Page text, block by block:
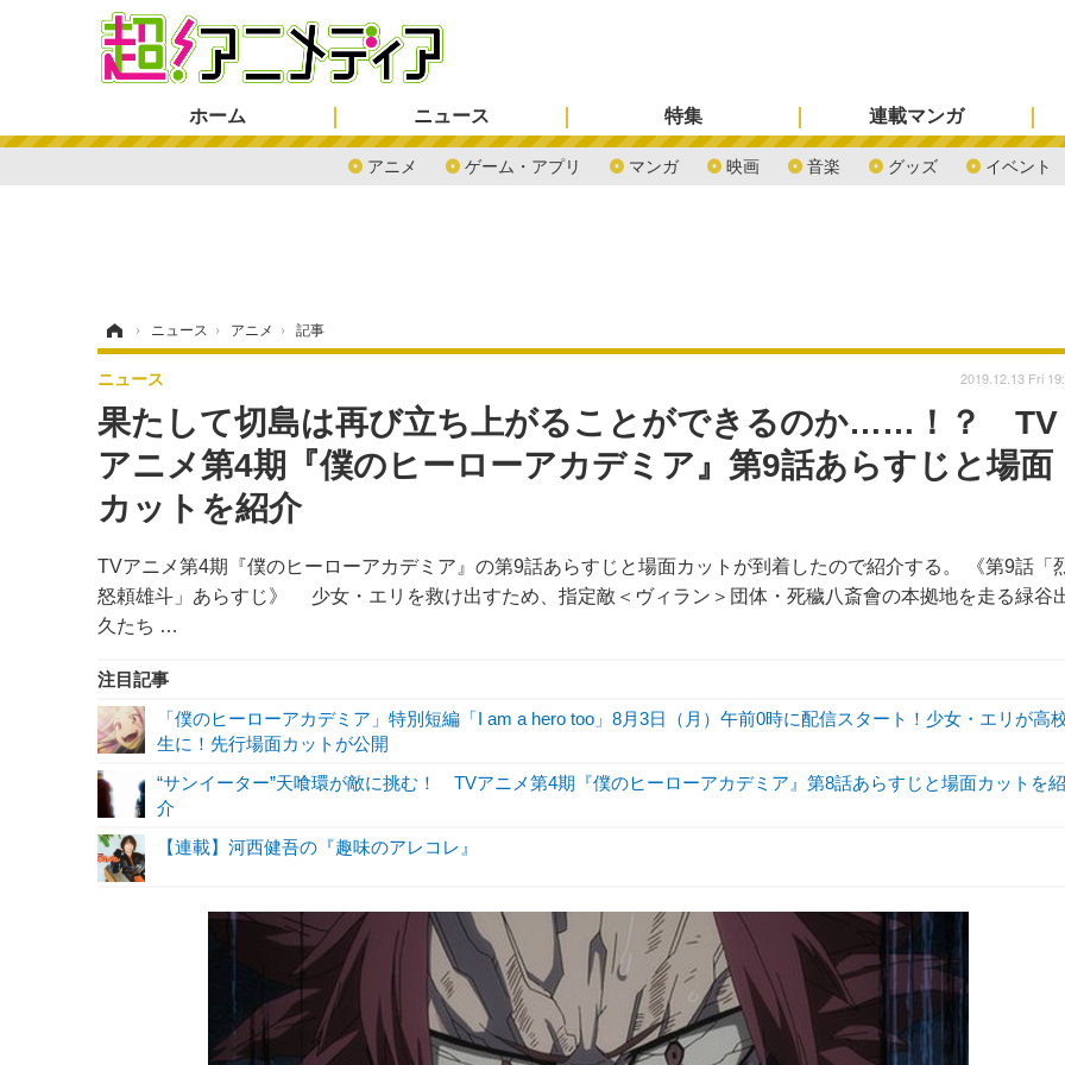
ホーム ニュース
アニメ ゲーム・アプリ マンガ 映画 音楽 グッズ イベント
特集 連載マンガ
› ニュース › アニメ › 記事
果たして切島は再び立ち上がることができるのか……！？ TV
アニメ第4期『僕のヒーローアカデミア』第9話あらすじと場面
カットを紹介
TVアニメ第4期『僕のヒーローアカデミア』の第9話あらすじと場面カットが到着したので紹介する。 《第9話「
怒頼雄斗」あらすじ》 少女・エリを救け出すため、指定敵＜ヴィラン＞団体・死穢八斎會の本拠地を走る緑谷
久たち …
ニュース 2019.12.13 Fri
注目記事
「僕のヒーローアカデミア」特別短編「I am a hero too」8月3日（月）午前0時に配信スタート！少女・エリが高
生に！先行場面カットが公開
“サンイーター”天喰環が敵に挑む！ TVアニメ第4期『僕のヒーローアカデミア』第8話あらすじと場面カットを紹
介
【連載】河西健吾の『趣味のアレコレ』